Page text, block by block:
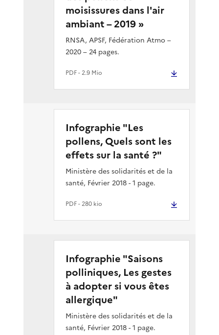
moisissures dans l'air
ambiant – 2019 »
PDF- 2.9 Mio
RNSA, APSF, Fédération Atmo –
2020 – 24 pages.
Infographie "Les
pollens, Quels sont les
effets sur la santé ?"
PDF- 280 kio
Ministère des solidarités et de la
santé, Février 2018 - 1 page.
Infographie "Saisons
polliniques, Les gestes
à adopter si vous êtes
allergique"
Ministère des solidarités et de la
santé, Février 2018 - 1 page.